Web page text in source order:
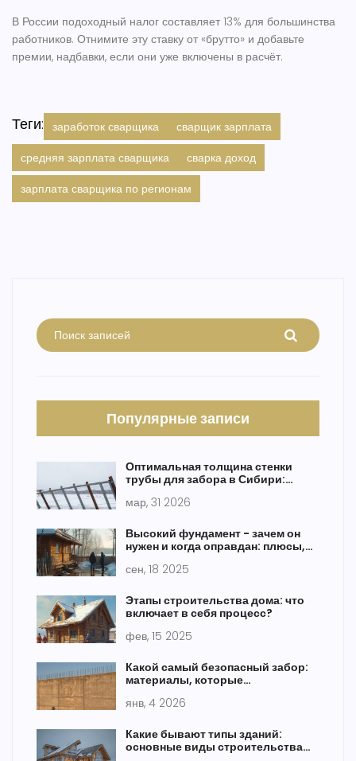
В России подоходный налог составляет 13% для большинства
работников. Отнимите эту ставку от «брутто» и добавьте
премии, надбавки, если они уже включены в расчёт.
Теги: заработок сварщика
сварщик зарплата
средняя зарплата сварщика
сварка доход
зарплата сварщика по регионам
Популярные записи
Оптимальная толщина стенки
трубы для забора в Сибири:
мар, 31 2026
Высокий фундамент - зачем он
нужен и когда оправдан: плюсы,
сен, 18 2025
Этапы строительства дома: что
включает в себя процесс?
фев, 15 2025
Какой самый безопасный забор:
материалы, которые
янв, 4 2026
Какие бывают типы зданий:
основные виды строительства